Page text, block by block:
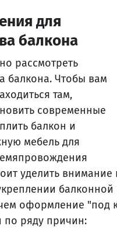
для
балкона
рассмотреть
балкона. Чтобы вам
там,
современные
балкон и
мебель для
уделить
оформление "под
по ряду причин: